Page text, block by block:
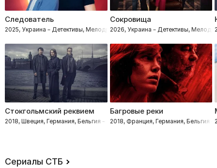
Следователь
2025, Украина – Детективы, Мелодрамы, Процедуралы
Сокровища
2026, Украина – Детективы,
Стокгольмский реквием
2018, Швеция, Германия, Бельгия – Триллеры, Драмы, Криминал,
Багровые реки
2018, Франция, Германия, Бельгия
Сериалы СТБ